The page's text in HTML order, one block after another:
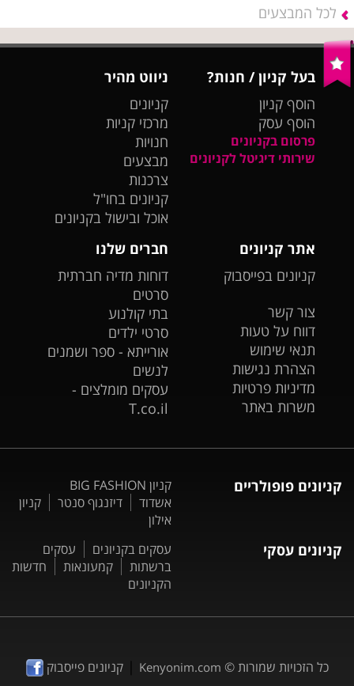
לכל המבצעים
בעל קניון / חנות?
הוסף קניון
הוסף עסק
פרסום בקניונים
שירותי דיגיטל לקניונים
ניווט מהיר
קניונים
מרכזי קניות
חנויות
מבצעים
צרכנות
קניונים בחו"ל
אוכל ובישול בקניונים
אתר קניונים
קניונים בפייסבוק
צור קשר
דווח על טעות
תנאי שימוש
הצהרת נגישות
מדיניות פרטיות
משרות באתר
חברים שלנו
דוחות מדיה חברתית
סרטים
בתי קולנוע
סרטי ילדים
אורייתא - ספר ושמנים
לנשים
עסקים מומלצים -
T.co.il
קניונים פופולריים
קניון BIG FASHION
אשדוד
דיזנגוף סנטר
קניון
אילון
קניונים עסקי עסקים בקניונים
עסקים
ברשתות
קמעונאות
חדשות
הקניונים
כל הזכויות שמורות © Kenyonim.com
|קניונים פייסבוק